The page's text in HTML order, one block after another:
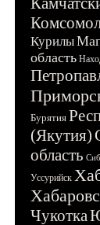
Курилы
область
Бурятия
(Якутия)
область
Уссурийск
Чукотка